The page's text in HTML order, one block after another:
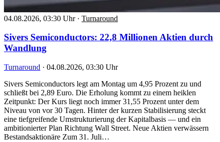
04.08.2026, 03:30 Uhr · Turnaround
Sivers Semiconductors: 22,8 Millionen Aktien durch
Wandlung
Turnaround · 04.08.2026, 03:30 Uhr
Sivers Semiconductors legt am Montag um 4,95 Prozent zu und
schließt bei 2,89 Euro. Die Erholung kommt zu einem heiklen
Zeitpunkt: Der Kurs liegt noch immer 31,55 Prozent unter dem
Niveau von vor 30 Tagen. Hinter der kurzen Stabilisierung steckt
eine tiefgreifende Umstrukturierung der Kapitalbasis — und ein
ambitionierter Plan Richtung Wall Street. Neue Aktien verwässern
Bestandsaktionäre Zum 31. Juli…